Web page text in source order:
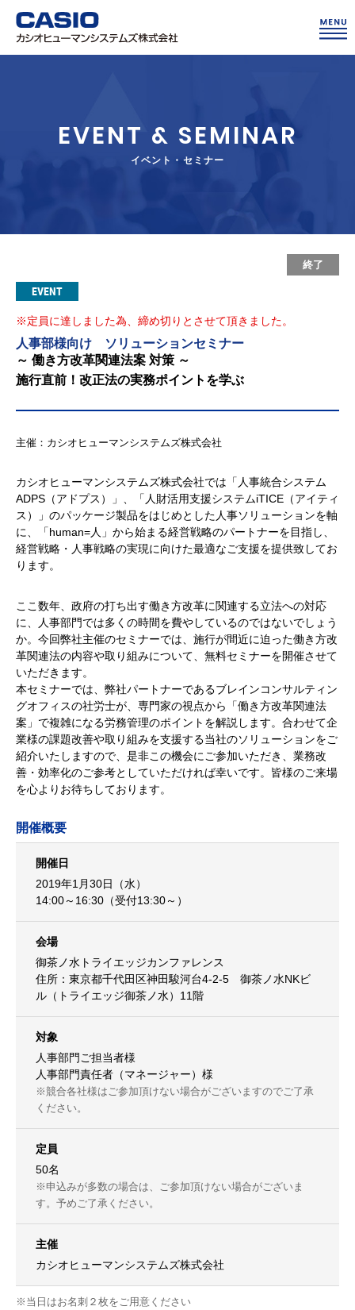
EVENT & SEMINAR
イベント・セミナー
終了
EVENT
※定員に達しました為、締め切りとさせて頂きました。
人事部様向け ソリューションセミナー
～ 働き方改革関連法案 対策 ～
施行直前！改正法の実務ポイントを学ぶ
主催：カシオヒューマンシステムズ株式会社
カシオヒューマンシステムズ株式会社では「人事統合システム
ADPS（アドプス）」、「人財活用支援システムiTICE（アイティ
ス）」のパッケージ製品をはじめとした人事ソリューションを軸
に、「human=人」から始まる経営戦略のパートナーを目指し、
経営戦略・人事戦略の実現に向けた最適なご支援を提供致してお
ります。
ここ数年、政府の打ち出す働き方改革に関連する立法への対応
に、人事部門では多くの時間を費やしているのではないでしょう
か。今回弊社主催のセミナーでは、施行が間近に迫った働き方改
革関連法の内容や取り組みについて、無料セミナーを開催させて
いただきます。
本セミナーでは、弊社パートナーであるブレインコンサルティン
グオフィスの社労士が、専門家の視点から「働き方改革関連法
案」で複雑になる労務管理のポイントを解説します。合わせて企
業様の課題改善や取り組みを支援する当社のソリューションをご
紹介いたしますので、是非この機会にご参加いただき、業務改
善・効率化のご参考としていただければ幸いです。皆様のご来場
を心よりお待ちしております。
開催概要
開催日
2019年1月30日（水）
14:00～16:30（受付13:30～）
会場
御茶ノ水トライエッジカンファレンス
住所：東京都千代田区神田駿河台4-2-5 御茶ノ水NKビ
ル（トライエッジ御茶ノ水）11階
対象
人事部門ご担当者様
人事部門責任者（マネージャー）様
※競合各社様はご参加頂けない場合がございますのでご了承
ください。
定員
50名
※申込みが多数の場合は、ご参加頂けない場合がございま
す。予めご了承ください。
主催
カシオヒューマンシステムズ株式会社
※当日はお名刺２枚をご用意ください